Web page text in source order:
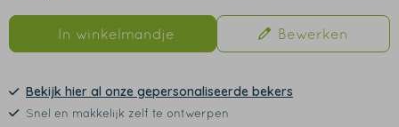
In winkelmandje Bewerken
Bekijk hier al onze gepersonaliseerde bekers
Snel en makkelijk zelf te ontwerpen